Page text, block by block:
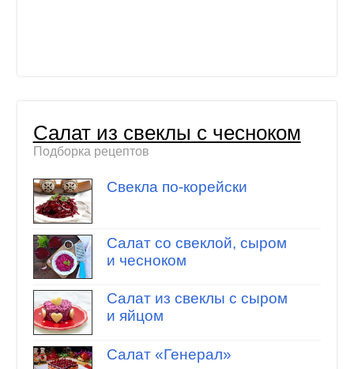
Салат из свеклы с чесноком
Подборка рецептов
Свекла по-корейски
Салат со свеклой, сыром
и чесноком
Салат из свеклы с сыром
и яйцом
Салат «Генерал»